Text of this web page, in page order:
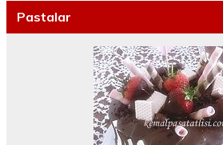
Pastalar